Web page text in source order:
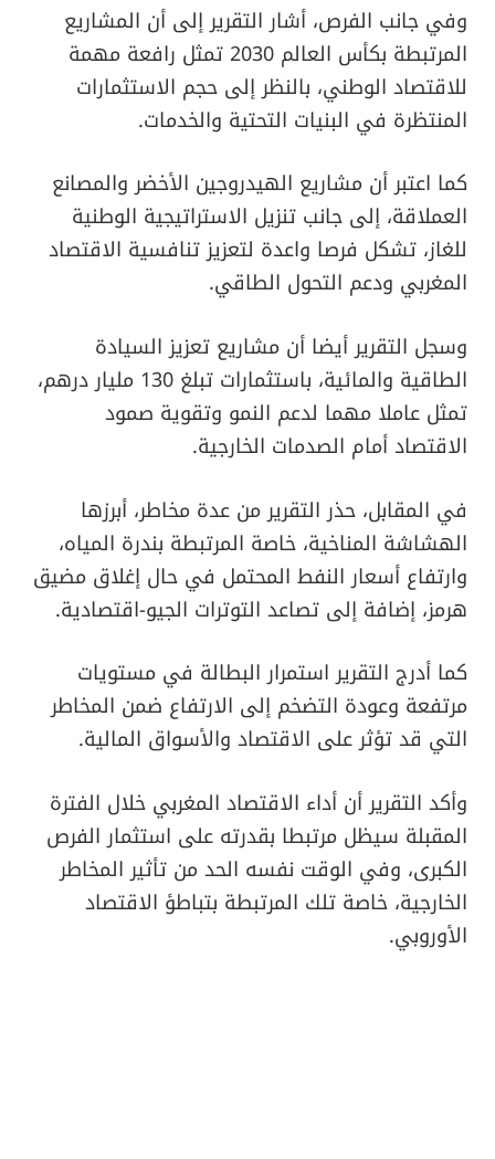
وفي جانب الفرص، أشار التقرير إلى أن المشاريع
المرتبطة بكأس العالم 2030 تمثل رافعة مهمة
للاقتصاد الوطني، بالنظر إلى حجم الاستثمارات
المنتظرة في البنيات التحتية والخدمات.
كما اعتبر أن مشاريع الهيدروجين الأخضر والمصانع
العملاقة، إلى جانب تنزيل الاستراتيجية الوطنية
للغاز، تشكل فرصا واعدة لتعزيز تنافسية الاقتصاد
المغربي ودعم التحول الطاقي.
وسجل التقرير أيضا أن مشاريع تعزيز السيادة
الطاقية والمائية، باستثمارات تبلغ 130 مليار درهم،
تمثل عاملا مهما لدعم النمو وتقوية صمود
الاقتصاد أمام الصدمات الخارجية.
في المقابل، حذر التقرير من عدة مخاطر، أبرزها
الهشاشة المناخية، خاصة المرتبطة بندرة المياه،
وارتفاع أسعار النفط المحتمل في حال إغلاق مضيق
هرمز، إضافة إلى تصاعد التوترات الجيو-اقتصادية.
كما أدرج التقرير استمرار البطالة في مستويات
مرتفعة وعودة التضخم إلى الارتفاع ضمن المخاطر
التي قد تؤثر على الاقتصاد والأسواق المالية.
وأكد التقرير أن أداء الاقتصاد المغربي خلال الفترة
المقبلة سيظل مرتبطا بقدرته على استثمار الفرص
الكبرى، وفي الوقت نفسه الحد من تأثير المخاطر
الخارجية، خاصة تلك المرتبطة بتباطؤ الاقتصاد
الأوروبي.